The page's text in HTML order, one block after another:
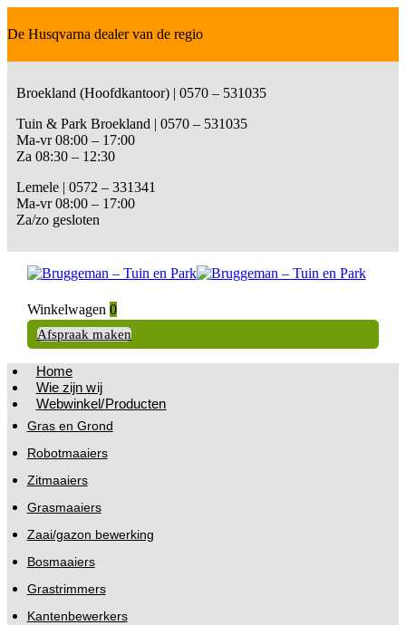
De Husqvarna dealer van de regio
Broekland (Hoofdkantoor) | 0570 – 531035
Tuin & Park Broekland | 0570 – 531035
Ma-vr 08:00 – 17:00
Za 08:30 – 12:30
Lemele | 0572 – 331341
Ma-vr 08:00 – 17:00
Za/zo gesloten
Winkelwagen 0
Afspraak maken
Home
Wie zijn wij
Webwinkel/Producten
Gras en Grond
Robotmaaiers
Zitmaaiers
Grasmaaiers
Zaai/gazon bewerking
Bosmaaiers
Grastrimmers
Kantenbewerkers